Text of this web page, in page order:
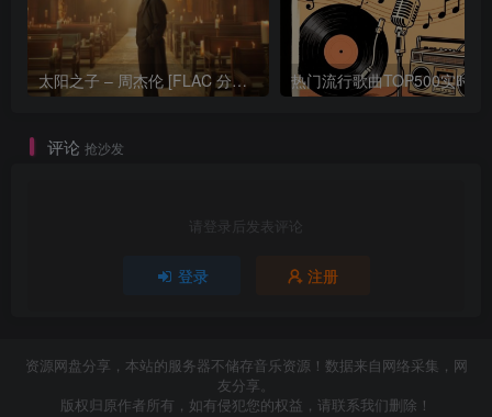
太阳之子 – 周杰伦 [FLAC 分轨 192Khz 24bit]
评论 抢沙发
请登录后发表评论
登录 注册
资源网盘分享，本站的服务器不储存音乐资源！数据来自网络采集，网
友分享。
版权归原作者所有，如有侵犯您的权益，请联系我们删除！